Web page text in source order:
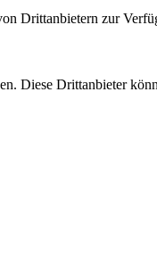
Drittanbietern zur
Diese Drittanbieter